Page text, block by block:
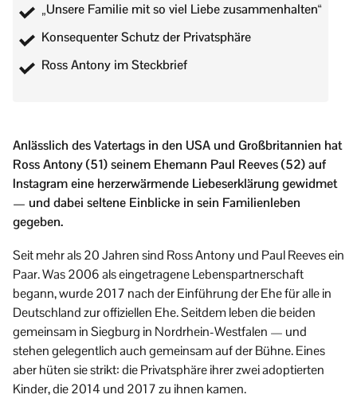
„Unsere Familie mit so viel Liebe zusammenhalten“
Konsequenter Schutz der Privatsphäre
Ross Antony im Steckbrief
Anlässlich des Vatertags in den USA und Großbritannien hat
Ross Antony (51) seinem Ehemann Paul Reeves (52) auf
Instagram eine herzerwärmende Liebeserklärung gewidmet
— und dabei seltene Einblicke in sein Familienleben
gegeben.
Seit mehr als 20 Jahren sind Ross Antony und Paul Reeves ein
Paar. Was 2006 als eingetragene Lebenspartnerschaft
begann, wurde 2017 nach der Einführung der Ehe für alle in
Deutschland zur offiziellen Ehe. Seitdem leben die beiden
gemeinsam in Siegburg in Nordrhein-Westfalen — und
stehen gelegentlich auch gemeinsam auf der Bühne. Eines
aber hüten sie strikt: die Privatsphäre ihrer zwei adoptierten
Kinder, die 2014 und 2017 zu ihnen kamen.